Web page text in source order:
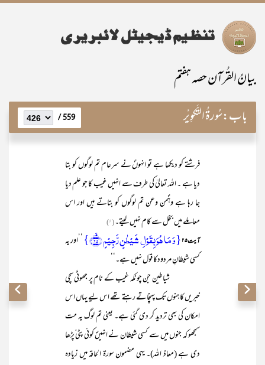
بیانُ القُرآن حصہ ہفتم
باب:سُورۃُ التَّکوِیْر 559 /
فرشتے کو دیکھا ہے تو انہوںؐ نے سرعام تم لوگوں کو بتا
دیا ہے ۔ اللہ تعالیٰ کی طرف سے انہیں غیب کا جو علم دیا
جا رہا ہے وہؐمن وعن تم لوگوں کو بتاتے ہیں اور اس
معاملے میں بخل سے کام نہیں لیتے۔(۱)
آیت ۲۵ {وَ مَا ہُوَ بِقَوۡلِ شَیۡطٰنٍ رَّجِیۡمٍ ﴿ۙ۲۵﴾}
’’اور یہ
کسی شیطانِ مردودکا قول نہیں ہے۔‘‘
شیاطین جن چونکہ غیب کے نام پر جھوٹی سچی
خبریں کاہنوں تک پہنچاتے رہتے تھے اس لیے یہاں اس
امکان کی بھی تردید کر دی گئی ہے۔ یعنی تم لوگ یہ مت
سمجھو کہ جنوں میں سے کسی شیطان نے انہیںؐ کوئی پٹی ّپڑھا
دی ہے (معاذ اللہ)۔ یہی مضمون سورۃ الحاقہ میں زیادہ